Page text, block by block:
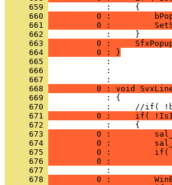
     659
     660
0 :
     661
0 :
     662
     663
0 :
     664
          0 : }
     665
     666
            :
     667
     668
0 : void
     669
     670
     671
0 :     if(
     672
     673
0 :
     674
0 :
     675
0 :         if(
     676
0 :
     677
     678
0 :